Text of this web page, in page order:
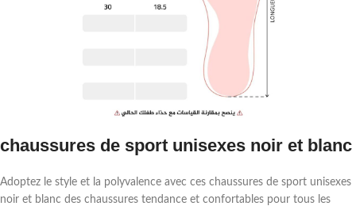
chaussures de sport unisexes noir et blanc
Adoptez le style et la polyvalence avec ces chaussures de sport unisexes
noir et blanc des chaussures tendance et confortables pour tous les